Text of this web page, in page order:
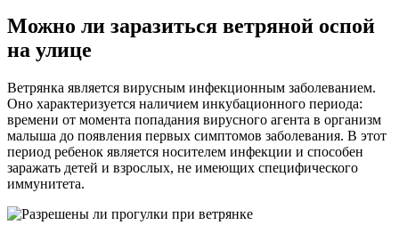
Можно ли заразиться ветряной оспой
на улице
Ветрянка является вирусным инфекционным заболеванием.
Оно характеризуется наличием инкубационного периода:
времени от момента попадания вирусного агента в организм
малыша до появления первых симптомов заболевания. В этот
период ребенок является носителем инфекции и способен
заражать детей и взрослых, не имеющих специфического
иммунитета.